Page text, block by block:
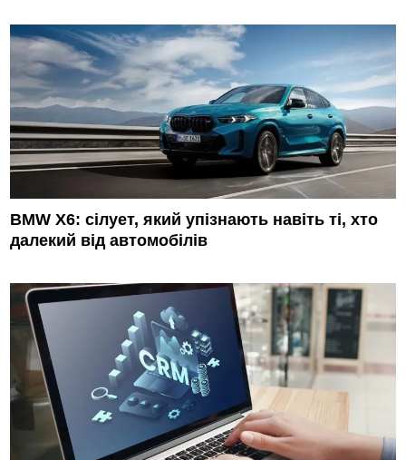
BMW X6: сілует, який упізнають навіть ті, хто
далекий від автомобілів